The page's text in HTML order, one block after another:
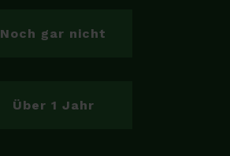
Noch gar nicht
Über 1 Jahr